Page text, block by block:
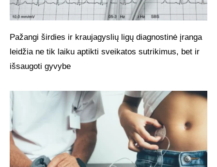
Pažangi širdies ir kraujagyslių ligų diagnostinė įranga
leidžia ne tik laiku aptikti sveikatos sutrikimus, bet ir
išsaugoti gyvybe